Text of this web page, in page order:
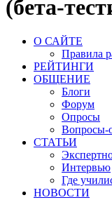
(бета-
О САЙТЕ
Правила
РЕЙТИНГИ
ОБЩЕНИЕ
Блоги
Форум
Опросы
Вопросы-
СТАТЬИ
Интервью
Где
НОВОСТИ